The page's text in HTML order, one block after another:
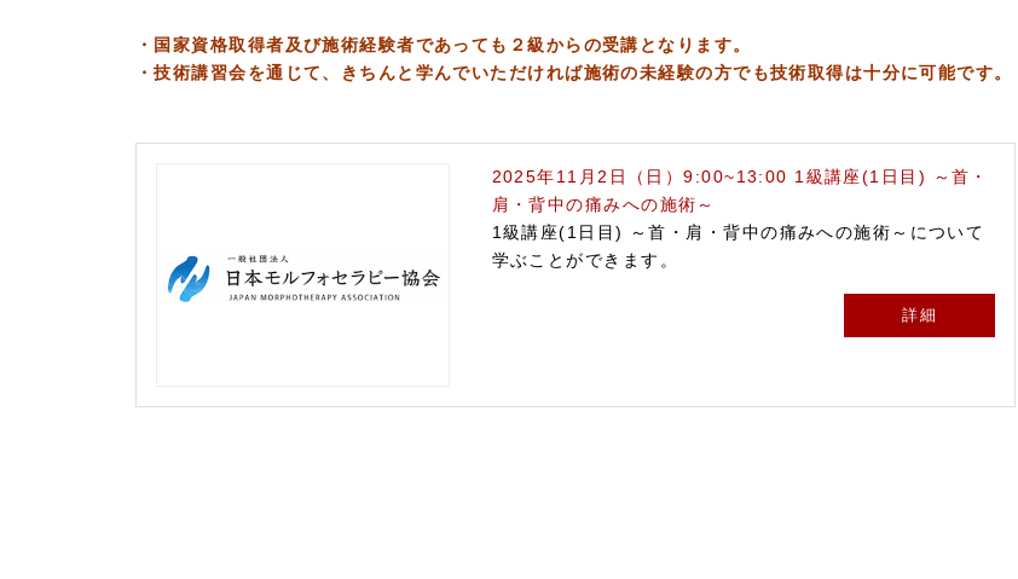
・国家資格取得者及び施術経験者であっても２級からの受講となります。
・技術講習会を通じて、きちんと学んでいただければ施術の未経験の方でも技術取得は十分に可能です。
2025年11月2日（日）9:00~13:00 1級講座(1日目) ～首・
肩・背中の痛みへの施術～
1級講座(1日目) ～首・肩・背中の痛みへの施術～について
学ぶことができます。
詳細